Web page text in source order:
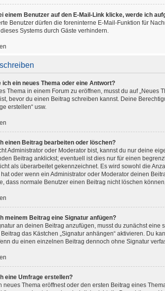
einem Benutzer auf den E-Mail-Link klicke, werde ich
Benutzer dürfen die foreninterne E-Mail-Funktion für
Systems durch Gäste verhindern.
ich ein neues Thema oder eine Antwort?
Thema in einem Forum zu eröffnen, musst du auf „Neues
bevor du einen Beitrag schreiben kannst. Deine
erstellen“ usw.
einen Beitrag bearbeiten oder löschen?
Administrator oder Moderator bist, kannst du nur deine
Beitrag anklickst; eventuell ist dies nur für einen
als überarbeitet gekennzeichnet. Es wird sowohl die
oder wenn ein Administrator oder Moderator deinen
dass normale Benutzer einen Beitrag nicht löschen
meinem Beitrag eine Signatur anfügen?
an deinen Beitrag anzufügen, musst du zunächst
das Kästchen „Signatur anhängen“ aktivieren. Du
du einen einzelnen Beitrag dennoch ohne Signatur
eine Umfrage erstellen?
neues Thema eröffnest oder den ersten Beitrag eines